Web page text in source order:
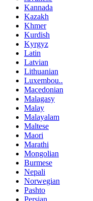
Kannada
Kazakh
Khmer
Kurdish
Kyrgyz
Latin
Latvian
Lithuanian
Luxembou..
Macedonian
Malagasy
Malay
Malayalam
Maltese
Maori
Marathi
Mongolian
Burmese
Nepali
Norwegian
Pashto
Persian